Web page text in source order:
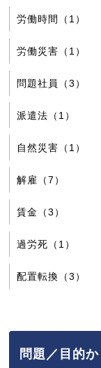
労働時間（1）
労働災害（1）
問題社員（3）
派遣法（1）
自然災害（1）
解雇（7）
賃金（3）
過労死（1）
配置転換（3）
問題／目的